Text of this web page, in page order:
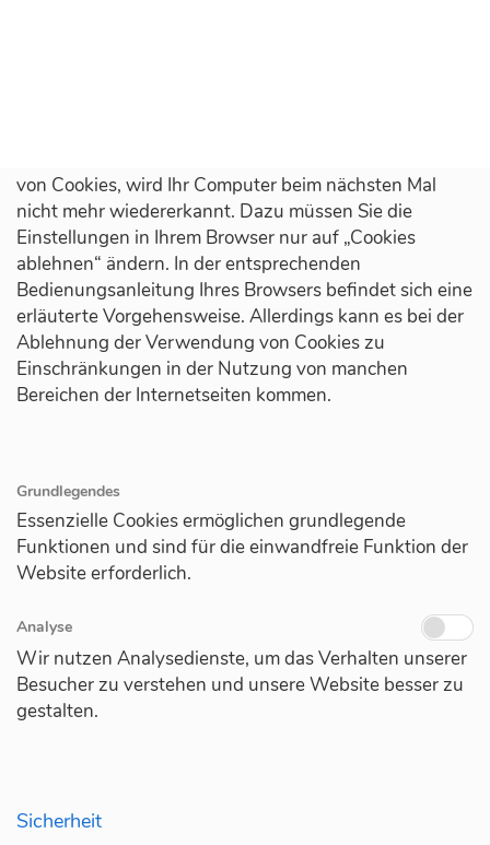
von Cookies, wird Ihr Computer beim nächsten Mal
nicht mehr wiedererkannt. Dazu müssen Sie die
Einstellungen in Ihrem Browser nur auf „Cookies
ablehnen“ ändern. In der entsprechenden
Bedienungsanleitung Ihres Browsers befindet sich eine
erläuterte Vorgehensweise. Allerdings kann es bei der
Ablehnung der Verwendung von Cookies zu
Einschränkungen in der Nutzung von manchen
Bereichen der Internetseiten kommen.
Grundlegendes
Essenzielle Cookies ermöglichen grundlegende
Funktionen und sind für die einwandfreie Funktion der
Website erforderlich.
Analyse
Wir nutzen Analysedienste, um das Verhalten unserer
Besucher zu verstehen und unsere Website besser zu
gestalten.
Sicherheit